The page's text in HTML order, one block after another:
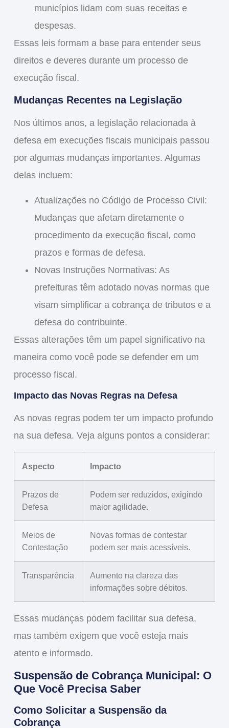
municípios lidam com suas receitas e
despesas.
Essas leis formam a base para entender seus
direitos e deveres durante um processo de
execução fiscal.
Mudanças Recentes na Legislação
Nos últimos anos, a legislação relacionada à
defesa em execuções fiscais municipaispassou
por algumas mudanças importantes. Algumas
delas incluem:
Atualizações no Código de Processo Civil:
Mudanças que afetam diretamente o
procedimento da execução fiscal, como
prazos e formas de defesa.
Novas Instruções Normativas: As
prefeituras têm adotado novas normas que
visam simplificar a cobrança de tributos e a
defesa do contribuinte.
Essas alterações têm um papel significativo na
maneira como você pode se defender em um
processo fiscal.
Impacto das Novas Regras na Defesa
As novas regras podem ter um impacto profundo
na sua defesa. Veja alguns pontos a considerar:
Aspecto Impacto
Prazos de
Defesa
Podem ser reduzidos, exigindo
maior agilidade.
Meios de
Contestação
Novas formas de contestar
podem ser mais acessíveis.
Transparência
Aumento na clareza das
informações sobre débitos.
Essas mudanças podem facilitar sua defesa,
mas também exigem que você esteja mais
atento e informado.
Suspensão de Cobrança Municipal: O
Que Você Precisa Saber
Como Solicitar a Suspensão da
Cobrança